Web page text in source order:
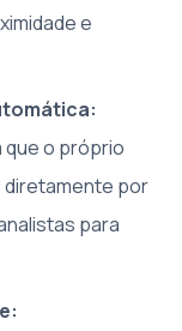
e
que o próprio
por
para